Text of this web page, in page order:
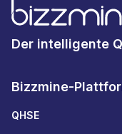
Der intelligente
Bizzmine-
QHSE